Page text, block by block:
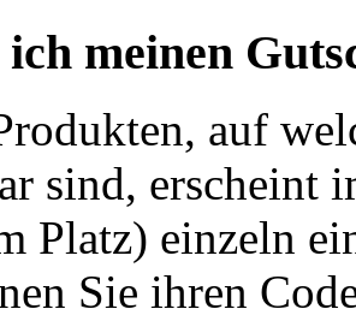
ich meinen
auf
sind, erscheint
Platz) einzeln
Sie ihren